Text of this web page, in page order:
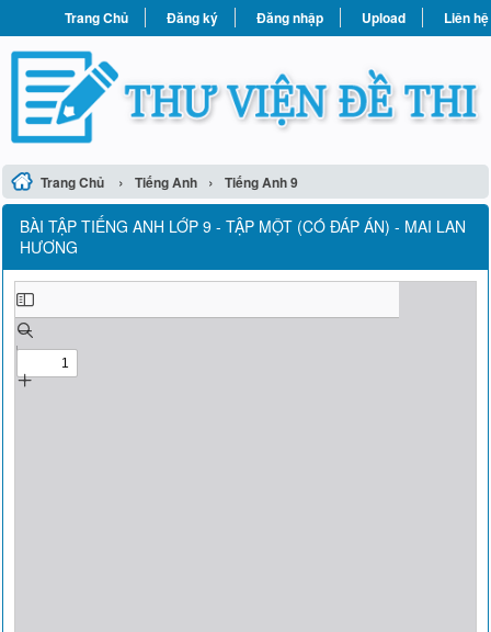
Trang Chủ Đăng ký Đăng nhập Upload Liên hệ
Trang Chủ › Tiếng Anh › Tiếng Anh 9
BÀI TẬP TIẾNG ANH LỚP 9 - TẬP MỘT (CÓ ĐÁP ÁN) - MAI LAN
HƯƠNG